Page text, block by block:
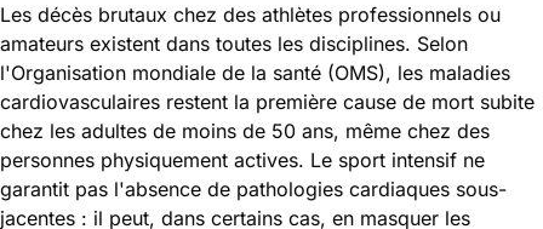
Les décès brutaux chez des athlètes professionnels ou
amateurs existent dans toutes les disciplines. Selon
l'Organisation mondiale de la santé (OMS), les maladies
cardiovasculaires restent la première cause de mort subite
chez les adultes de moins de 50 ans, même chez des
personnes physiquement actives. Le sport intensif ne
garantit pas l'absence de pathologies cardiaques sous-
jacentes : il peut, dans certains cas, en masquer les